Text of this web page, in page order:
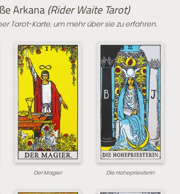
Arkana(Rider Waite Tarot)
Tarot-Karte, um mehr über sie zu erfahren.
Der Magier Die Hohepriesterin